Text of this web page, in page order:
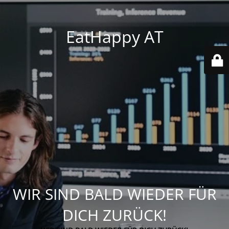
EatHappy AT
WIR SIND BALD WIEDER FÜR
DICH ZURÜCK!